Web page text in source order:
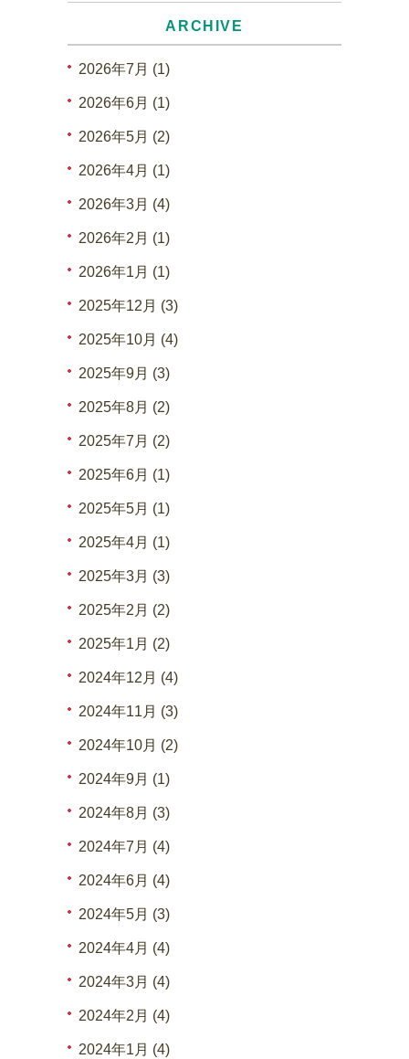
ARCHIVE
2026年7月 (1)
2026年6月 (1)
2026年5月 (2)
2026年4月 (1)
2026年3月 (4)
2026年2月 (1)
2026年1月 (1)
2025年12月 (3)
2025年10月 (4)
2025年9月 (3)
2025年8月 (2)
2025年7月 (2)
2025年6月 (1)
2025年5月 (1)
2025年4月 (1)
2025年3月 (3)
2025年2月 (2)
2025年1月 (2)
2024年12月 (4)
2024年11月 (3)
2024年10月 (2)
2024年9月 (1)
2024年8月 (3)
2024年7月 (4)
2024年6月 (4)
2024年5月 (3)
2024年4月 (4)
2024年3月 (4)
2024年2月 (4)
2024年1月 (4)